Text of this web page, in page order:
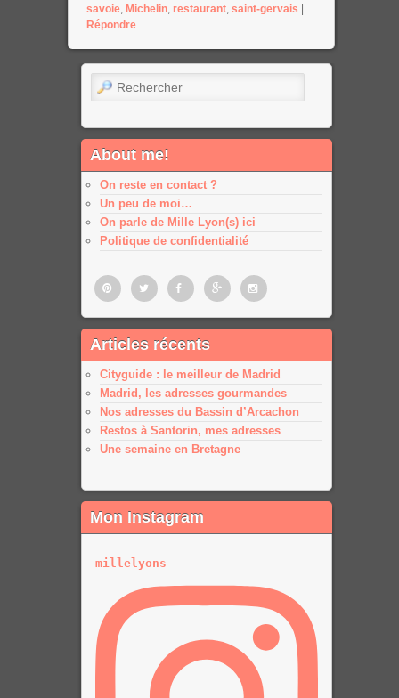
savoie, Michelin, restaurant, saint-gervais
Répondre
Rechercher
About me!
On reste en contact ?
Un peu de moi…
On parle de Mille Lyon(s) ici
Politique de confidentialité
PinterestTwitter FacebookGoogle
plus
Google
Articles récents
Cityguide : le meilleur de Madrid
Madrid, les adresses gourmandes
Nos adresses du Bassin d’Arcachon
Restos à Santorin, mes adresses
Une semaine en Bretagne
Mon Instagram
millelyons